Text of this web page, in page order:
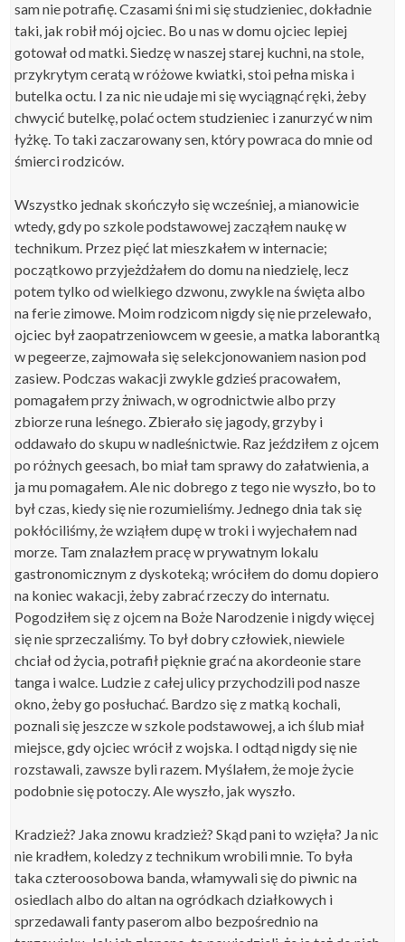
sam nie potrafię. Czasami śni mi się studzieniec, dokładnie
taki, jak robił mój ojciec. Bo u nas w domu ojciec lepiej
gotował od matki. Siedzę w naszej starej kuchni, na stole,
przykrytym ceratą w różowe kwiatki, stoi pełna miska i
butelka octu. I za nic nie udaje mi się wyciągnąć ręki, żeby
chwycić butelkę, polać octem studzieniec i zanurzyć w nim
łyżkę. To taki zaczarowany sen, który powraca do mnie od
śmierci rodziców.
Wszystko jednak skończyło się wcześniej, a mianowicie
wtedy, gdy po szkole podstawowej zacząłem naukę w
technikum. Przez pięć lat mieszkałem w internacie;
początkowo przyjeżdżałem do domu na niedzielę, lecz
potem tylko od wielkiego dzwonu, zwykle na święta albo
na ferie zimowe. Moim rodzicom nigdy się nie przelewało,
ojciec był zaopatrzeniowcem w geesie, a matka laborantką
w pegeerze, zajmowała się selekcjonowaniem nasion pod
zasiew. Podczas wakacji zwykle gdzieś pracowałem,
pomagałem przy żniwach, w ogrodnictwie albo przy
zbiorze runa leśnego. Zbierało się jagody, grzyby i
oddawało do skupu w nadleśnictwie. Raz jeździłem z ojcem
po różnych geesach, bo miał tam sprawy do załatwienia, a
ja mu pomagałem. Ale nic dobrego z tego nie wyszło, bo to
był czas, kiedy się nie rozumieliśmy. Jednego dnia tak się
pokłóciliśmy, że wziąłem dupę w troki i wyjechałem nad
morze. Tam znalazłem pracę w prywatnym lokalu
gastronomicznym z dyskoteką; wróciłem do domu dopiero
na koniec wakacji, żeby zabrać rzeczy do internatu.
Pogodziłem się z ojcem na Boże Narodzenie i nigdy więcej
się nie sprzeczaliśmy. To był dobry człowiek, niewiele
chciał od życia, potrafił pięknie grać na akordeonie stare
tanga i walce. Ludzie z całej ulicy przychodzili pod nasze
okno, żeby go posłuchać. Bardzo się z matką kochali,
poznali się jeszcze w szkole podstawowej, a ich ślub miał
miejsce, gdy ojciec wrócił z wojska. I odtąd nigdy się nie
rozstawali, zawsze byli razem. Myślałem, że moje życie
podobnie się potoczy. Ale wyszło, jak wyszło.
Kradzież? Jaka znowu kradzież? Skąd pani to wzięła? Ja nic
nie kradłem, koledzy z technikum wrobili mnie. To była
taka czteroosobowa banda, włamywali się do piwnic na
osiedlach albo do altan na ogródkach działkowych i
sprzedawali fanty paserom albo bezpośrednio na